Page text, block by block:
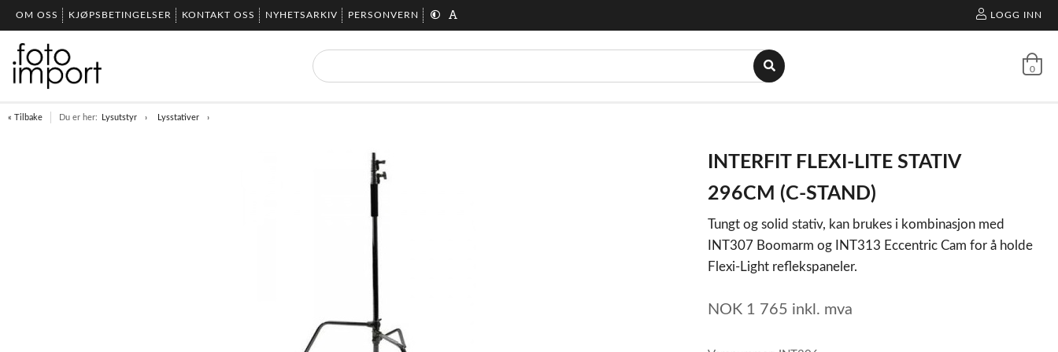
OM OSS KJØPSBETINGELSER KONTAKT OSS NYHETSARKIV PERSONVERN LOGG INN
0
« Tilbake Du er her: Lysutstyr Lysstativer
INTERFIT FLEXI-LITE STATIV
296CM (C-STAND)
Tungt og solid stativ, kan brukes i kombinasjon med
INT307 Boomarm og INT313 Eccentric Cam for å holde
Flexi-Light reflekspaneler.
NOK 1 765 inkl. mva